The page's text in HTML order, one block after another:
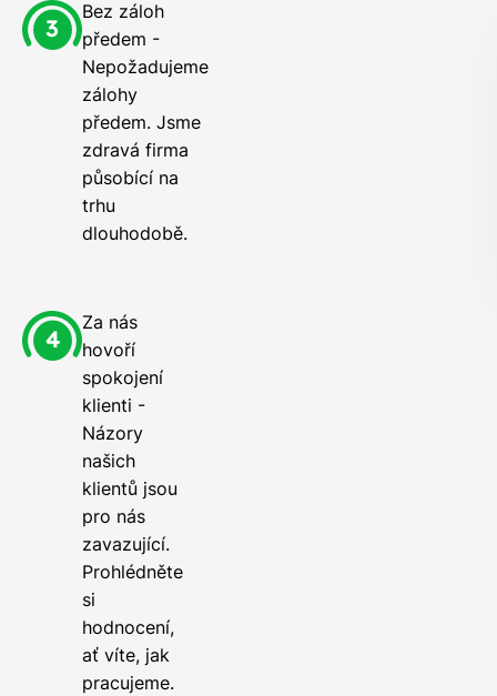
Bez záloh
předem -
Nepožadujeme
zálohy
předem. Jsme
zdravá firma
působící na
trhu
dlouhodobě.
Za nás
hovoří
spokojení
klienti -
Názory
našich
klientů jsou
pro nás
zavazující.
Prohlédněte
si
hodnocení,
ať víte, jak
pracujeme.